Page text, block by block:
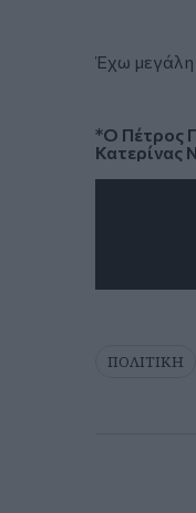
Έχω μεγάλη
*Ο Πέτρος
Κατερίνας
ΠΟΛΙΤΙΚΗ